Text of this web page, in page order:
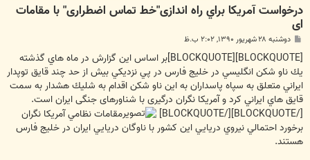
درخواست آمريكا براي راه اندازی"خط تماس اضطراری" با مقامات
ای
ت
دوشنبه ۲۸ شهریور ۱۳۹۰, ۲:۰۲ ب.ظ
[BLOCKQUOTE][BLOCKQUOTE]بر اساس اين گزارش در ماه هاي گذشته
يك ناو شكن انگليسي در خليج فارس در پي نزديكي بيش از حد چند قايق توپدار
ايراني متعلق به سپاه پاسداران به اين ناو شكن اقدام به شليك هشدار به سمت
قايق هاي ايراني كرد و آمريكا نگران درگیری با شناورهای جنگی ایران است.
[/BLOCKQUOTE][/BLOCKQUOTE]
مقامات نظامي آمريكا نگران
برخورد احتمالي نيروي دريايي اين كشور با ناوگان دريايي ايران در خليج فارس
هستند.